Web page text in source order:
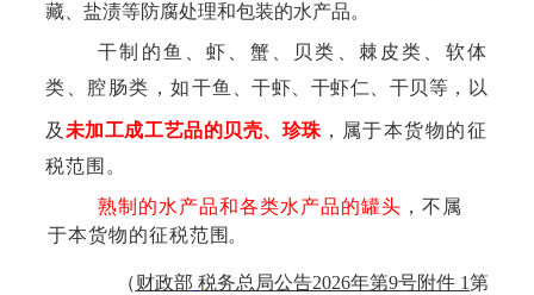
藏、盐渍等防腐处理和包装的水产品。
干制的鱼、虾、蟹、贝类、棘皮类、软体
类、腔肠类，如干鱼、干虾、干虾仁、干贝等，以
及 未加工成工艺品的贝壳、珍珠 ， 属于本货物的征
税范围。
熟制的水产品和各类水产品的罐头 ，不属
于本货物的征税范围。
（财政部 税务总局公告2026年第9号附件 1第